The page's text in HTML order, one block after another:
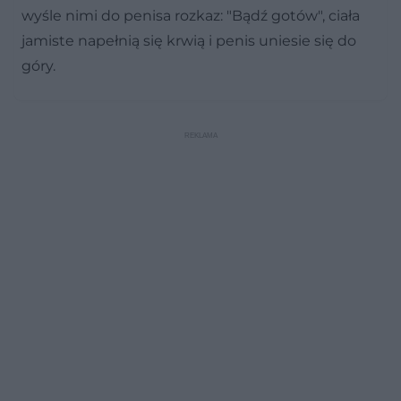
wyśle nimi do penisa rozkaz: "Bądź gotów", ciała
jamiste napełnią się krwią i penis uniesie się do
góry.